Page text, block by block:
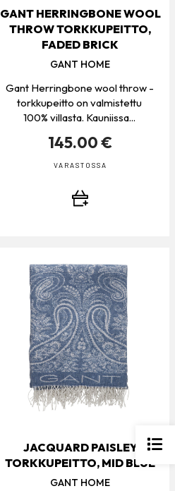
GANT HERRINGBONE WOOL
THROW TORKKUPEITTO,
FADED BRICK
GANT HOME
Gant Herringbone wool throw -
torkkupeitto on valmistettu
100% villasta. Kauniissa...
145.00 €
VARASTOSSA
JACQUARD PAISLEY
TORKKUPEITTO, MID BLUE
GANT HOME